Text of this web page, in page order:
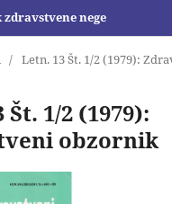
nege
/ Letn. 13 Št. 1/2 (1979):
1/2 (1979):
obzornik